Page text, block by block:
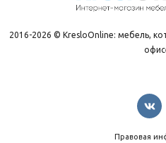
2016-2026 © KresloOnline: мебель,
Правовая